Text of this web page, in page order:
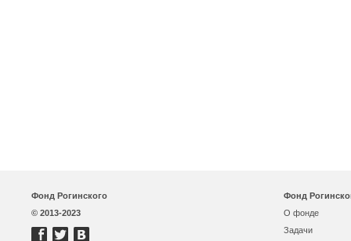
Фонд Рогинского
© 2013-2023
Фонд
О фонде
Задачи